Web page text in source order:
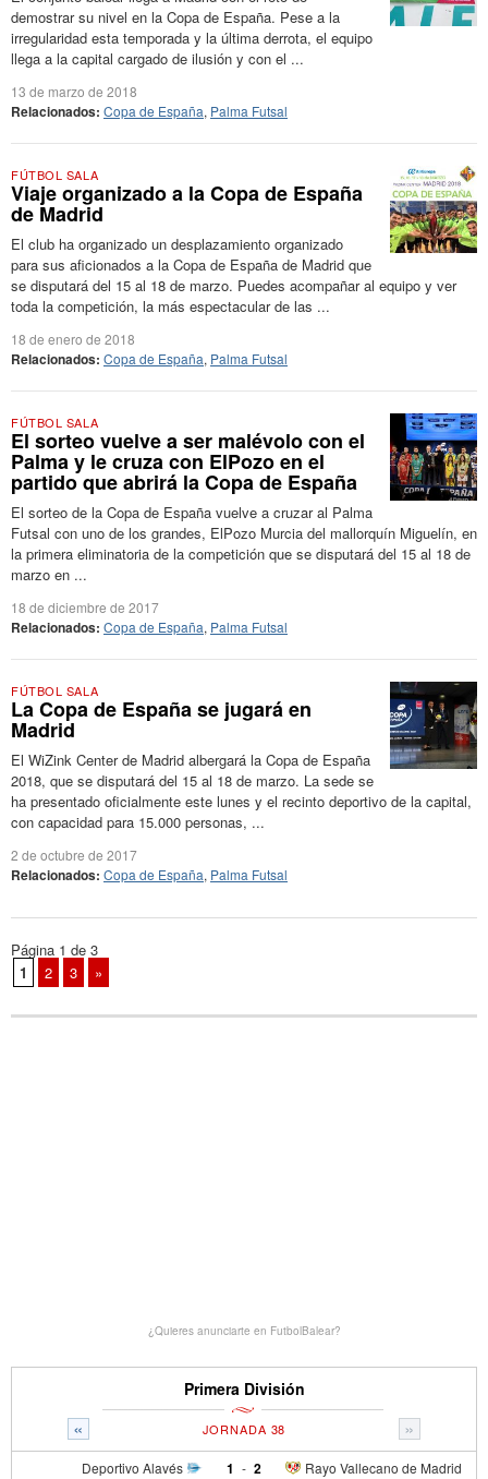
demostrar su nivel en la Copa de España. Pese a la
irregularidad esta temporada y la última derrota, el equipo
llega a la capital cargado de ilusión y con el ...
13 de marzo de 2018
Relacionados: Copa de España, Palma Futsal
FÚTBOL SALA
Viaje organizado a la Copa de España
de Madrid
El club ha organizado un desplazamiento organizado
para sus aficionados a la Copa de España de Madrid que
se disputará del 15 al 18 de marzo. Puedes acompañar al equipo y ver
toda la competición, la más espectacular de las ...
18 de enero de 2018
Relacionados: Copa de España, Palma Futsal
FÚTBOL SALA
El sorteo vuelve a ser malévolo con el
Palma y le cruza con ElPozo en el
partido que abrirá la Copa de España
El sorteo de la Copa de España vuelve a cruzar al Palma
Futsal con uno de los grandes, ElPozo Murcia del mallorquín Miguelín, en
la primera eliminatoria de la competición que se disputará del 15 al 18 de
marzo en ...
18 de diciembre de 2017
Relacionados: Copa de España, Palma Futsal
FÚTBOL SALA
La Copa de España se jugará en
Madrid
El WiZink Center de Madrid albergará la Copa de España
2018, que se disputará del 15 al 18 de marzo. La sede se
ha presentado oficialmente este lunes y el recinto deportivo de la capital,
con capacidad para 15.000 personas, ...
2 de octubre de 2017
Relacionados: Copa de España, Palma Futsal
Página 1 de 3
1
2 3 »
¿Quieres anunciarte en FutbolBalear?
Primera División
« »
JORNADA 38
Deportivo Alavés 1 - Rayo Vallecano de Madrid
2